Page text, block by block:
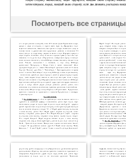
Посмотреть все страницы